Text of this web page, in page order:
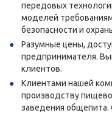
передовых
моделей
безопасности и
Разумные цены,
предпринимателя.
клиентов.
Клиентами нашей
производству
заведения общепита.